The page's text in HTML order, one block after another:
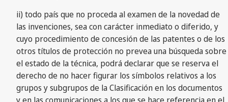
ii) todo país que no proceda al examen de la novedad de
las invenciones, sea con carácter inmediato o diferido, y
cuyo procedimiento de concesión de las patentes o de los
otros títulos de protección no prevea una búsqueda sobre
el estado de la técnica, podrá declarar que se reserva el
derecho de no hacer figurar los símbolos relativos a los
grupos y subgrupos de la Clasificación en los documentos